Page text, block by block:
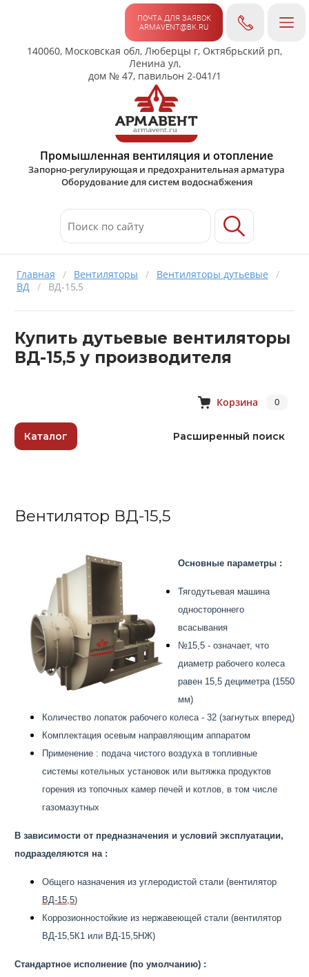
ПОЧТА ДЛЯ ЗАЯВОК
ARMAVENT@BK.RU
140060, Московская обл, Люберцы г, Октябрьский рп,
Ленина ул,
дом № 47, павильон 2-041/1
Промышленная вентиляция и отопление
Запорно-регулирующая и предохранительная арматура
Оборудование для систем водоснабжения
Главная / Вентиляторы / Вентиляторы дутьевые
/
ВД / ВД-15,5
Купить дутьевые вентиляторы
ВД-15,5 у производителя
Корзина 0
Каталог Расширенный поиск
Вентилятор ВД-15,5
Основные параметры :
Тягодутьевая машина
одностороннего
всасывания
№15,5 - означает, что
диаметр рабочего колеса
равен 15,5 дециметра (1550
мм)
Количество лопаток рабочего колеса - 32 (загнутых вперед)
Комплектация осевым направляющим аппаратом
Применение : подача чистого воздуха в топливные
системы котельных установок или вытяжка продуктов
горения из топочных камер печей и котлов, в том числе
газомазутных
В зависимости от предназначения и условий эксплуатации,
подразделяются на :
Общего назначения из углеродистой стали (вентилятор
ВД-15,5)
Коррозионностойкие из нержавеющей стали (вентилятор
ВД-15,5К1 или ВД-15,5НЖ)
Стандартное исполнение (по умолчанию) :